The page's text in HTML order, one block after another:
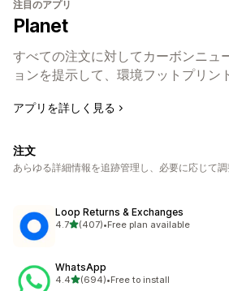
注目のアプリ
Planet
すべての注文に対してカーボンニュ
ョンを提示して、環境フットプリン
アプリを詳しく見る
注文
あらゆる詳細情報を追跡管理し、必要に応じて調
Loop Returns & Exchanges
4.75つ星中
(407)
合計レビュー数：407件
•Free plan available
WhatsApp
4.45つ星中
(694)
合計レビュー数：694件
•Free to install